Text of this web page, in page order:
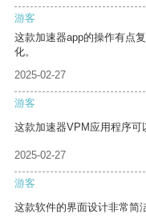
游客
这款加速器app的操作有点
化。
2025-02-27
游客
这款加速器VPM应用程序可
2025-02-27
游客
这款软件的界面设计非常简